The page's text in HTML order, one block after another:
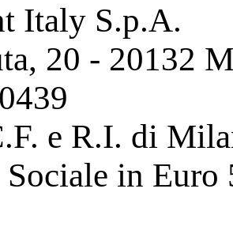
Italy S.p.A.
20 - 20132
e R.I. di
in Euro